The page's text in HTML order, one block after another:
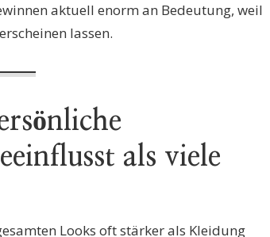
aktuell enorm an Bedeutung, weil
lassen.
als viele
Looks oft stärker als Kleidung